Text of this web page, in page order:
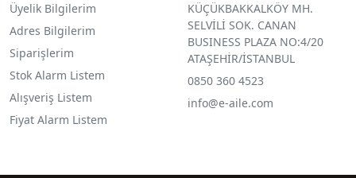
Üyelik Bilgilerim
Adres Bilgilerim
Siparişlerim
Stok Alarm Listem
Alışveriş Listem
Fiyat Alarm Listem
KÜÇÜKBAKKALKÖY MH.
SELVİLİ SOK. CANAN
BUSINESS PLAZA NO:4/20
ATAŞEHİR/İSTANBUL
0850 360 4523
info@e-aile.com